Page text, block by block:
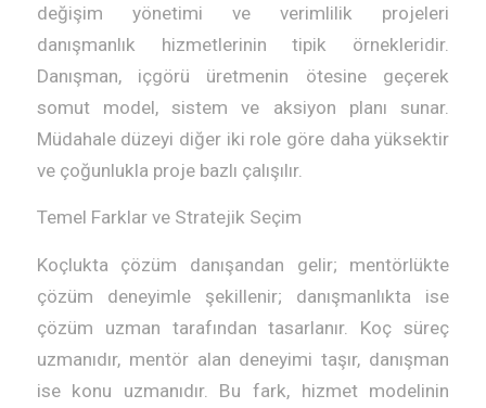
değişim yönetimi ve verimlilik projeleri
danışmanlık hizmetlerinin tipik örnekleridir.
Danışman, içgörü üretmenin ötesine geçerek
somut model, sistem ve aksiyon planı sunar.
Müdahale düzeyi diğer iki role göre daha yüksektir
ve çoğunlukla proje bazlı çalışılır.
Temel Farklar ve Stratejik Seçim
Koçlukta çözüm danışandan gelir; mentörlükte
çözüm deneyimle şekillenir; danışmanlıkta ise
çözüm uzman tarafından tasarlanır. Koç süreç
uzmanıdır, mentör alan deneyimi taşır, danışman
ise konu uzmanıdır. Bu fark, hizmet modelinin